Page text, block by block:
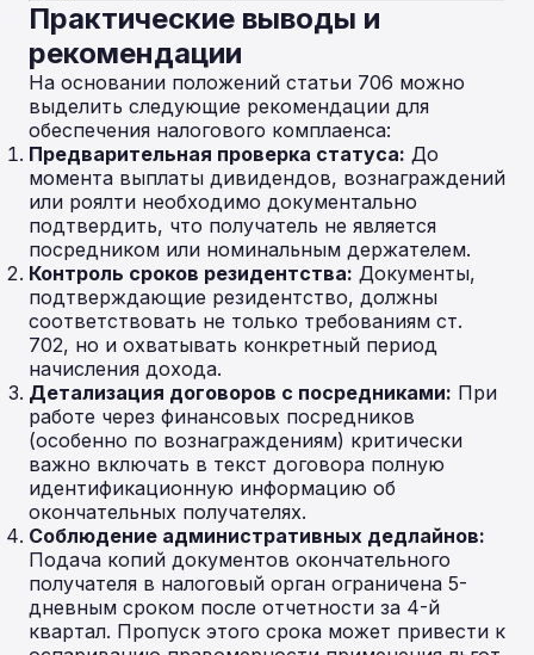
Практические выводы и
рекомендации
На основании положений статьи 706 можно
выделить следующие рекомендации для
обеспечения налогового комплаенса:
Предварительная проверка статуса: До
момента выплаты дивидендов, вознаграждений
или роялти необходимо документально
подтвердить, что получатель не является
посредником или номинальным держателем.
Контроль сроков резидентства: Документы,
подтверждающие резидентство, должны
соответствовать не только требованиям ст.
702, но и охватывать конкретный период
начисления дохода.
Детализация договоров с посредниками: При
работе через финансовых посредников
(особенно по вознаграждениям) критически
важно включать в текст договора полную
идентификационную информацию об
окончательных получателях.
Соблюдение административных дедлайнов:
Подача копий документов окончательного
получателя в налоговый орган ограничена 5-
дневным сроком после отчетности за 4-й
квартал. Пропуск этого срока может привести к